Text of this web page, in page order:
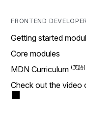
FRONTEND
Getting started
Core modules
MDN Curriculum
Check out the video